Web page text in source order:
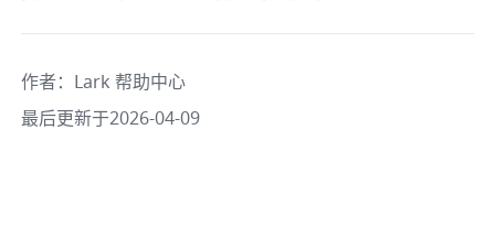
作者： Lark 帮助中心
最后更新于2026-04-09